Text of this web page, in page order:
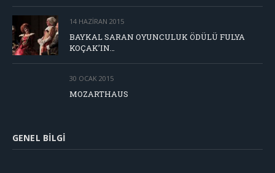
14 HAZIRAN 2015
BAYKAL SARAN OYUNCULUK ÖDÜLÜ FULYA
KOÇAK’IN…
30 OCAK 2015
MOZARTHAUS
GENEL BILGI